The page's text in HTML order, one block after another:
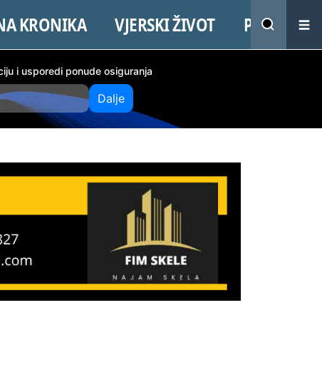
KRONIKA VJERSKI ŽIVOT PROMO
i usporedi ponude osiguranja
Dalje